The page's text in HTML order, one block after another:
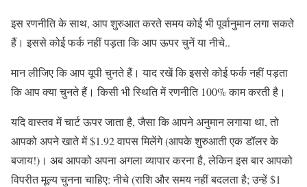
इस रणनीति के साथ, आप शुरुआत करते समय कोई भी पूर्वानुमान लगा सकते
हैं। इससे कोई फर्क नहीं पड़ता कि आप ऊपर चुनें या नीचे..
मान लीजिए कि आप यूपी चुनते हैं। याद रखें कि इससे कोई फर्क नहीं पड़ता
कि आप क्या चुनते हैं। किसी भी स्थिति में रणनीति 100% काम करती है।
यदि वास्तव में चार्ट ऊपर जाता है, जैसा कि आपने अनुमान लगाया था, तो
आपको अपने खाते में $1.92 वापस मिलेंगे (आपके शुरुआती एक डॉलर के
बजाय!)। अब आपको अपना अगला व्यापार करना है, लेकिन इस बार आपको
विपरीत मूल्य चुनना चाहिए: नीचे (राशि और समय नहीं बदलता है; उन्हें $1